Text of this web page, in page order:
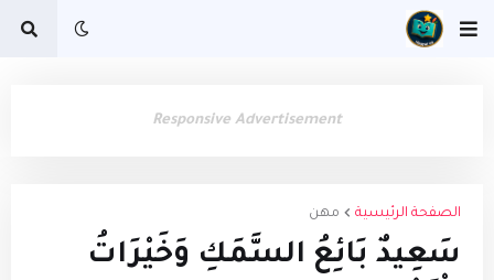
Responsive Advertisement
الصفحة الرئيسية مهن
سَعِيدٌ بَائِعُ السَّمَكِ وَخَيْرَاتُ